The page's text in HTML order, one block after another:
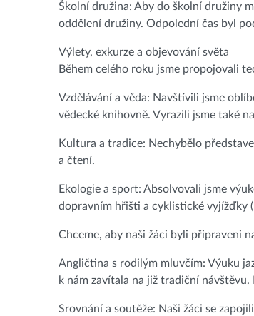
Školní družina: Aby do školní družiny
oddělení družiny. Odpolední čas byl
Výlety, exkurze a objevování světa
Během celého roku jsme propojovali
Vzdělávání a věda: Navštívili jsme
vědecké knihovně. Vyrazili jsme také
Kultura a tradice: Nechybělo
a čtení.
Ekologie a sport: Absolvovali jsme
dopravním hřišti a cyklistické vyjížďky
Chceme, aby naši žáci byli připraveni
Angličtina s rodilým mluvčím: Výuku
k nám zavítala na již tradiční
Srovnání a soutěže: Naši žáci se